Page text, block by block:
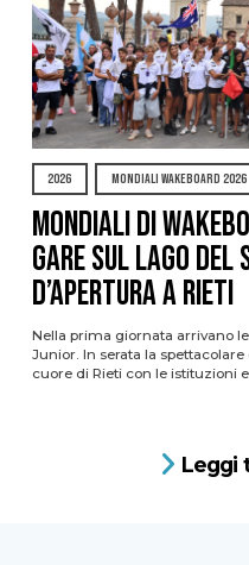
2026 MONDIALI WAKEBOARD 2026
Mondiali di
gare sul Lago del
d’apertura a Rieti
Nella prima giornata arrivano
Junior. In serata la
cuore di Rieti con le istituzioni e
Leggi